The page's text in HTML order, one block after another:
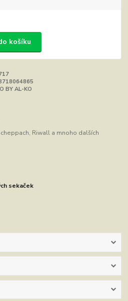
košíku
BY AL-KO
Riwall a mnoho dalších
sekaček